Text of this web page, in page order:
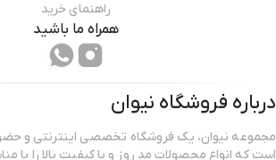
راهنمای خرید
همراه ما باشید
درباره فروشگاه نیوان
مجموعه نیوان، یک فروشگاه تخصصی اینترنتی و
است که انواع محصولات مد روز و با کیفیت بالا را با